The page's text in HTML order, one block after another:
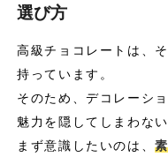
選び方
高級チョコレートは、
持っています。
そのため、デコレーシ
魅力を隠してしまわな
まず意識したいのは、